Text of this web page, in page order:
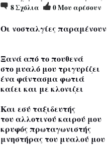
8Σχόλια 0Μου αρέσουν
Οι νοσταλγίες παραμένουν
Ξανά από το πουθενά
στο μυαλό μου τριγυρίζει
ένα φάντασμα φωτιά
καίει και με κλονιζει
Και εσύ ταξιδευτής
του αλλοτινού καιρού μου
κρυφός πρωταγωνιστής
μνηστήρας του μυαλού μου